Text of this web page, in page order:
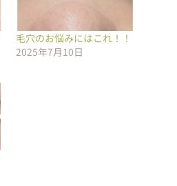
毛穴のお悩みにはこれ！！
2025年7月10日